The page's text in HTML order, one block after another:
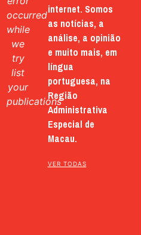
occurred
while
we
try
list
your
publications
internet. Somos
as notícias, a
análise, a opinião
e muito mais, em
língua
portuguesa, na
Região
Administrativa
Especial de
Macau.
VER TODAS